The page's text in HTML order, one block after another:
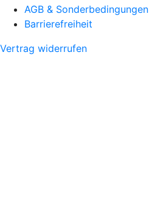
AGB & Sonderbedingungen
Barrierefreiheit
Vertrag widerrufen